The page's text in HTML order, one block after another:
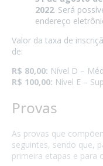
2022. Será
endereço
Valor da taxa de
de:
R$ 80,00: Nível D –
R$ 100,00: Nível E –
Provas
As provas que
seguintes, sendo que,
primeira etapas e para